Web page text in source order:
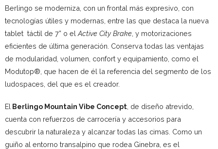
Berlingo se moderniza, con un frontal más expresivo, con
tecnologías útiles y modernas, entre las que destaca la nueva
tablet táctil de 7” o el Active City Brake , y motorizaciones
eficientes de última generación. Conserva todas las ventajas
de modularidad, volumen, confort y equipamiento, como el
Modutop®, que hacen de él la referencia del segmento de los
ludospaces, del que es el creador.
El Berlingo Mountain Vibe Concept , de diseño atrevido,
cuenta con refuerzos de carrocería y accesorios para
descubrir la naturaleza y alcanzar todas las cimas. Como un
guiño al entorno transalpino que rodea Ginebra, es el